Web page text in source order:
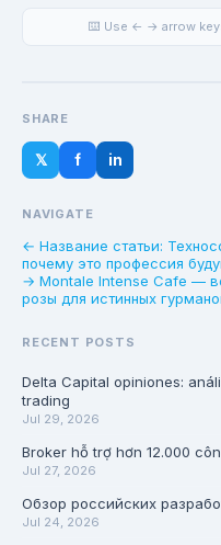
⌨️ Use ← → arrow
SHARE
𝕏 f in
NAVIGATE
← Название статьи:
почему это профессия
→ Montale Intense Cafe —
розы для истинных
RECENT POSTS
Delta Capital opiniones:
trading
Jul 29, 2026
Broker hỗ trợ hơn 12.000
Jul 27, 2026
Обзор российских
Jul 24, 2026